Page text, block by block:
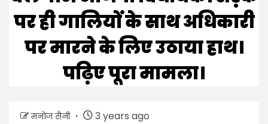
पर ही गालियों के साथ अधिकारी
पर मारने के लिए उठाया हाथ।
पढ़िए पूरा मामला।
मनोज सैनी 3 years ago